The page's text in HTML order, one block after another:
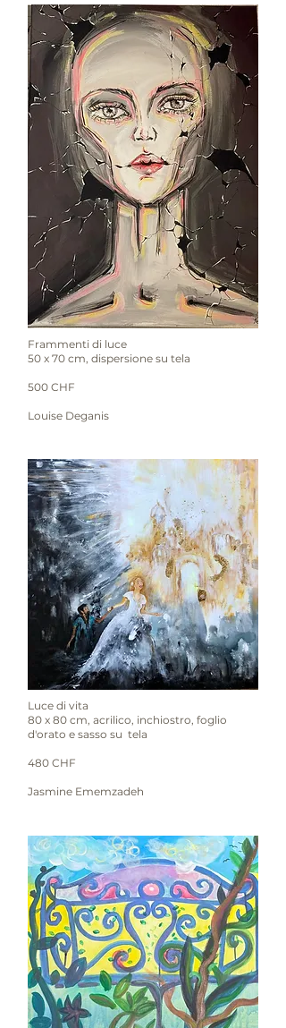
Frammenti di luce
50 x 70 cm, dispersione su tela
500 CHF
Louise Deganis
Luce di vita
80 x 80 cm, acrilico, inchiostro, foglio
d'orato e sasso su tela
480 CHF
Jasmine Ememzadeh